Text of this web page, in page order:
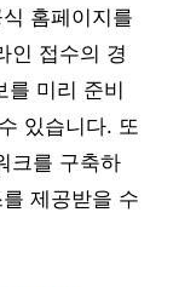
홈페이지를
인 접수의 경
미리 준비
있습니다. 또
크를 구축하
제공받을 수